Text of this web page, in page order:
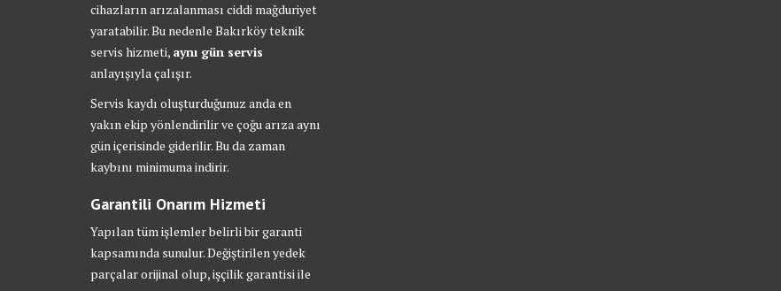
cihazların arızalanması ciddi mağduriyet
yaratabilir. Bu nedenle Bakırköy teknik
servis hizmeti, aynı gün servis
anlayışıyla çalışır.
Servis kaydı oluşturduğunuz anda en
yakın ekip yönlendirilir ve çoğu arıza aynı
gün içerisinde giderilir. Bu da zaman
kaybını minimuma indirir.
Garantili Onarım Hizmeti
Yapılan tüm işlemler belirli bir garanti
kapsamında sunulur. Değiştirilen yedek
parçalar orijinal olup, işçilik garantisi ile